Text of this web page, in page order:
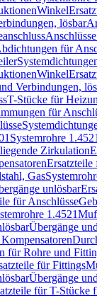
Winkel
lösbar
für
Winkel
Verbindungen,
T-Stücke für
für
Systemrohre 1.4521
Zirkulation
Ersatzteile
Gas
unlösbar
für Anschlüsse
1.4521
Übergänge
für Rohre und
für Fittings
Übergänge
für T-Stücke